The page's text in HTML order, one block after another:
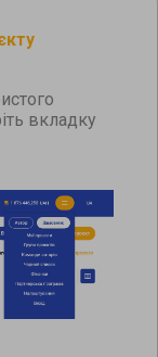
вкладку